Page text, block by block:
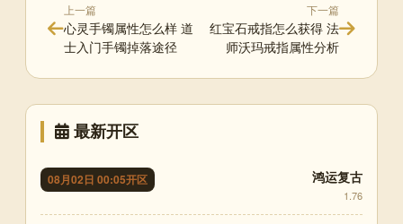
上一篇
心灵手镯属性怎么样 道
士入门手镯掉落途径
下一篇
红宝石戒指怎么获得 法
师沃玛戒指属性分析
最新开区
08月02日 00:05开区 鸿运复古
1.76